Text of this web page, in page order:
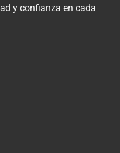
y confianza en cada